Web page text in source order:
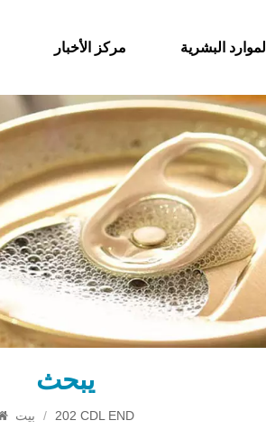
مركز الأخبار الموارد البشرية
يبحث
/ 202 CDL END